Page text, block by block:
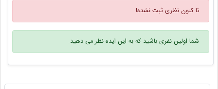
تا کنون نظری ثبت نشده!
شما اولین نفری باشید که به این ایده نظر می دهید.